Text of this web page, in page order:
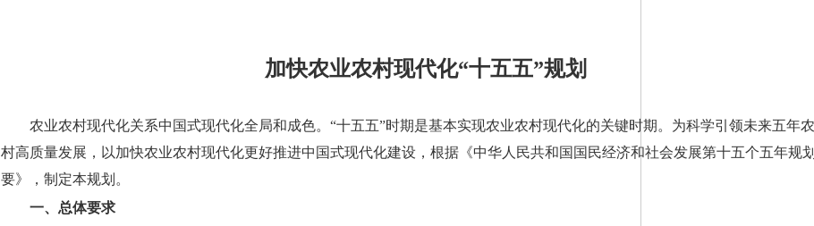
加快农业农村现代化“十五五”规划
农业农村现代化关系中国式现代化全局和成色。“十五五”时期是基本实现农业农村现代化的关键时期。为科学引领未来五年
村高质量发展，以加快农业农村现代化更好推进中国式现代化建设，根据《中华人民共和国国民经济和社会发展第十五个五年规
要》，制定本规划。
一、总体要求